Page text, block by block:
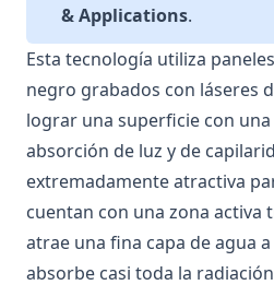
& Applications.
Esta tecnología utiliza
negro grabados con láseres
lograr una superficie con
absorción de luz y de
extremadamente atractiva
cuentan con una zona activa
atrae una fina capa de agua
absorbe casi toda la